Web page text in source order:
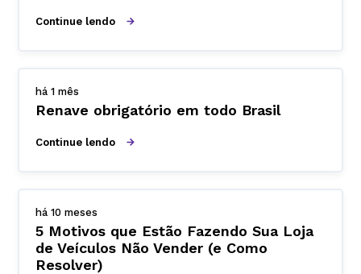
Continue lendo
há 1 mês
Renave obrigatório em todo Brasil
Continue lendo
há 10 meses
5 Motivos que Estão Fazendo Sua Loja
de Veículos Não Vender (e Como
Resolver)